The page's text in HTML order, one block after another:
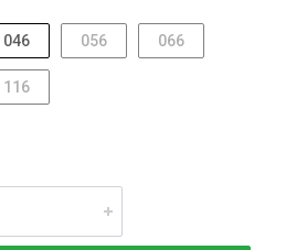
046 056 066
116